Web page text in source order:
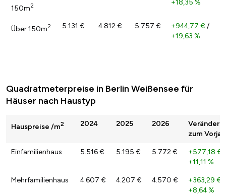
150m2
+18,35 %
Über 150m2 5.131 € 4.812 € 5.757 € +944,77 € /
+19,63 %
Quadratmeterpreise in Berlin Weißensee für
Häuser nach Haustyp
Hauspreise /m2 2024 2025 2026
zum
Einfamilienhaus 5.516 € 5.195 € 5.772 € +577,18 €
+11,11 %
Mehrfamilienhaus 4.607 € 4.207 € 4.570 € +363,29 €
+8,64 %